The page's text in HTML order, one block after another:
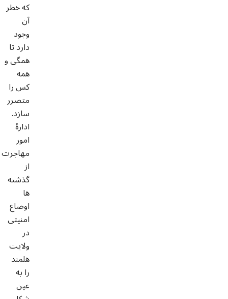
که خطر
آن
وجود
دارد تا
همگی و
همه
کس را
متضرر
سازد.
ادارۀ
امور
مهاجرت
از
گذشته
ها
اوضاع
امنیتی
در
ولایت
هلمند
را به
عین